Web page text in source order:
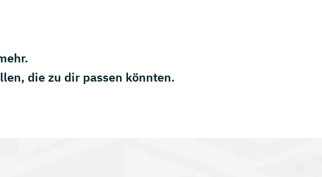
die zu dir passen könnten.